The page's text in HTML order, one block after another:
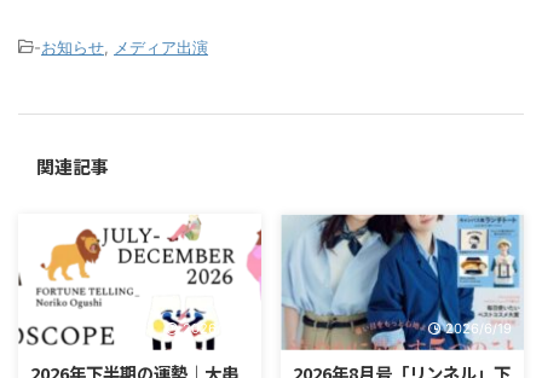
-お知らせ, メディア出演
関連記事
2026/6/19
2026年下半期の運勢｜大串
2026/6/19
2026年8月号「リンネル」下